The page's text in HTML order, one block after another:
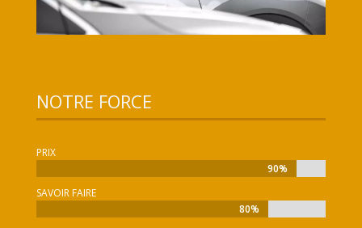
NOTRE FORCE
PRIX
90%
90%
SAVOIR FAIRE
80%
80%